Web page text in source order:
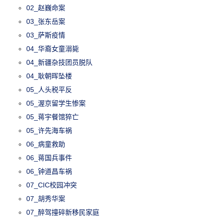
02_赵巍命案
03_张东岳案
03_萨斯疫情
04_华裔女童溺毙
04_新疆杂技团员脱队
04_耿朝晖坠楼
05_人头税平反
05_渥京留学生惨案
05_蒋宇餐馆猝亡
05_许先海车祸
06_病童救助
06_蒋国兵事件
06_钟道昌车祸
07_CIC校园冲突
07_胡秀华案
07_醉驾撞碎新移民家庭